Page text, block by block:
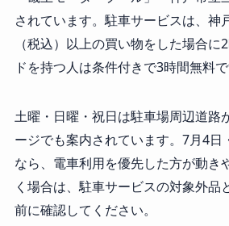
されています。駐車サービスは、神
（税込）以上の買い物をした場合
ドを持つ人は条件付きで3時間無料で
土曜・日曜・祝日は駐車場周辺道路
ージでも案内されています。7月4日
なら、電車利用を優先した方が動き
く場合は、駐車サービスの対象外品
前に確認してください。